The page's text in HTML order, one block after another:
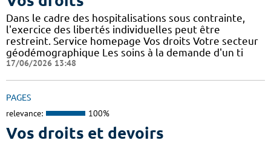
Dans le cadre des hospitalisations sous contrainte,
l'exercice des libertés individuelles peut être
restreint. Service homepage Vos droits Votre secteur
géodémographique Les soins à la demande d'un ti
17/06/2026 13:48
PAGES
relevance: 100%
Vos droits et devoirs